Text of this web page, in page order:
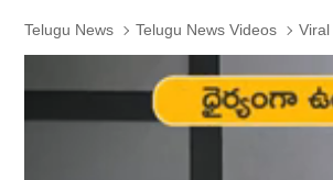
Telugu News Telugu News Videos Viral